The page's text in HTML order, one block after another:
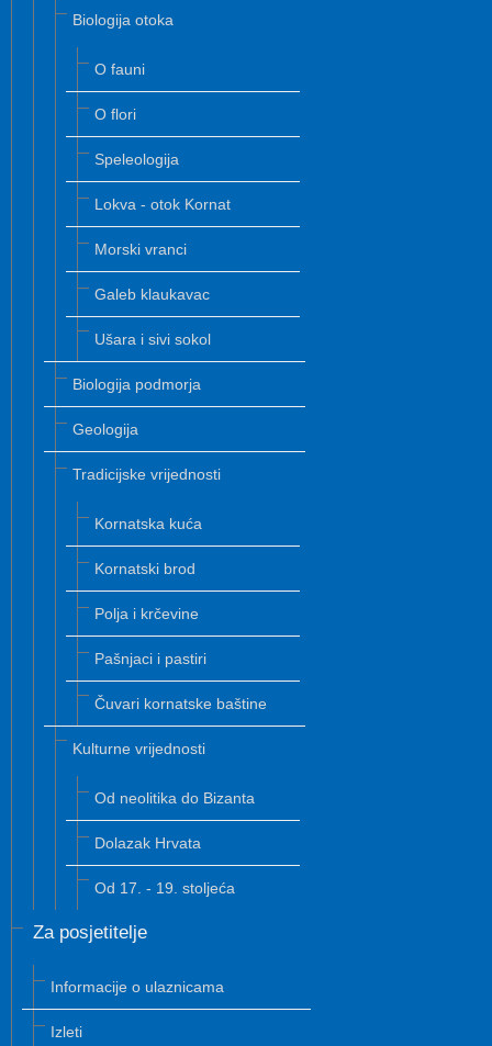
Biologija otoka
O fauni
O flori
Speleologija
Lokva - otok Kornat
Morski vranci
Galeb klaukavac
Ušara i sivi sokol
Biologija podmorja
Geologija
Tradicijske vrijednosti
Kornatska kuća
Kornatski brod
Polja i krčevine
Pašnjaci i pastiri
Čuvari kornatske baštine
Kulturne vrijednosti
Od neolitika do Bizanta
Dolazak Hrvata
Od 17. - 19. stoljeća
Za posjetitelje
Informacije o ulaznicama
Izleti